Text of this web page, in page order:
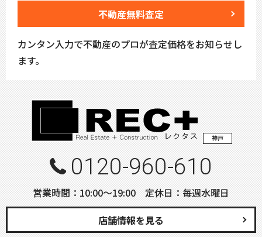
不動産無料査定
カンタン入力で不動産のプロが査定価格をお知らせし
ます。
神戸
0120-960-610
営業時間：10:00〜19:00 定休日：毎週水曜日
店舗情報を見る